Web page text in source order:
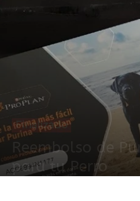
Finalizado
Reembolso de
para tu Perro